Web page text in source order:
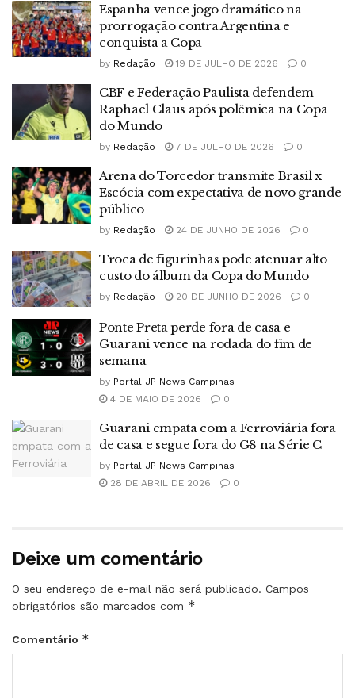
Espanha vence jogo dramático na
prorrogação contra Argentina e
conquista a Copa
by Redação 19 DE JULHO DE 2026 0
CBF e Federação Paulista defendem
Raphael Claus após polêmica na Copa
do Mundo
by Redação 7 DE JULHO DE 2026 0
Arena do Torcedor transmite Brasil x
Escócia com expectativa de novo grande
público
by Redação 24 DE JUNHO DE 2026 0
Troca de figurinhas pode atenuar alto
custo do álbum da Copa do Mundo
by Redação 20 DE JUNHO DE 2026 0
Ponte Preta perde fora de casa e
Guarani vence na rodada do fim de
semana
by Portal JP News Campinas
4 DE MAIO DE 2026
0
Guarani empata com a Ferroviária fora
de casa e segue fora do G8 na Série C
by Portal JP News Campinas
28 DE ABRIL DE 2026
0
Deixe um comentário
O seu endereço de e-mail não será publicado. Campos
obrigatórios são marcados com *
Comentário *